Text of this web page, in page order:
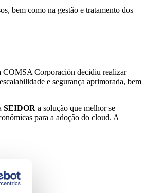
bem como na gestão e tratamento dos
COMSA Corporación decidiu realizar
e segurança aprimorada, bem
SEIDOR a solução que melhor se
para a adoção do cloud. A